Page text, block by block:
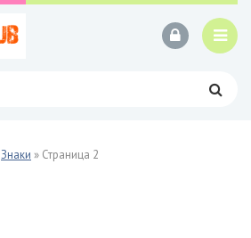
Знаки » Страница 2